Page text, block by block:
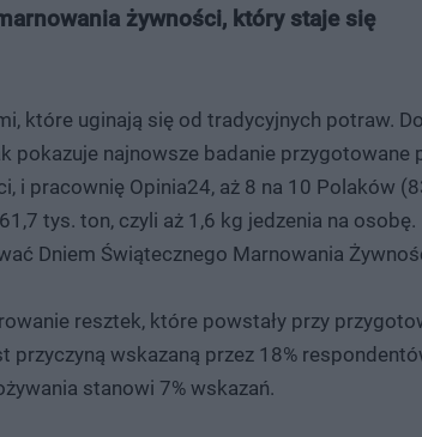
żywności, który staje się
które uginają się od tradycyjnych potraw.
pokazuje najnowsze badanie przygotowane
i pracownię Opinia24, aż 8 na 10 Polaków
tys. ton, czyli aż 1,6 kg jedzenia na osobę.
Dniem Świątecznego Marnowania
resztek, które powstały przy
wskazaną przez 18%
stanowi 7% wskazań.